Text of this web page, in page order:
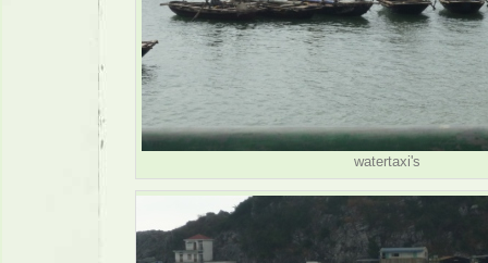
watertaxi's